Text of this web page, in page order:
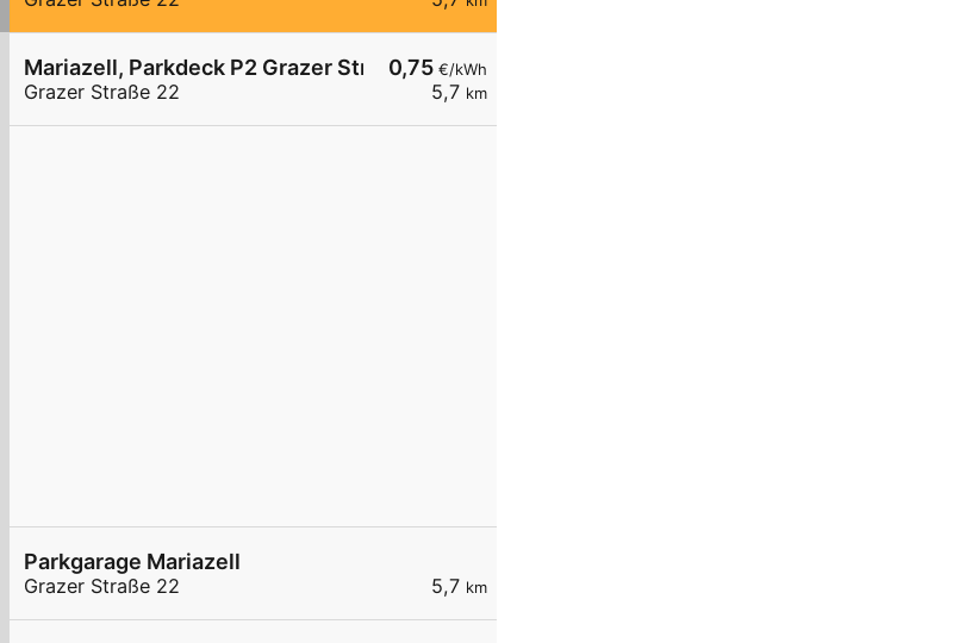
0,75€/kWh
5,7 km
Mariazell, Parkdeck P2 Grazer Str.
Grazer Straße 22
5,7 km
Parkgarage Mariazell
Grazer Straße 22